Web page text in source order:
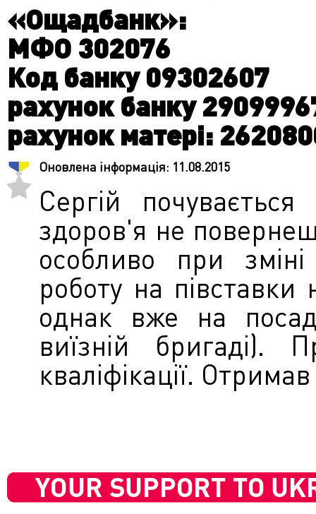
«Ощадбанк»:
МФО 302076
Код банку 09302607
рахунок банку
рахунок матері:
Оновлена інформація: 11.08.2015
Сергій
здоров'я не
особливо при
роботу на
однак вже на
виїзній бригаді).
кваліфікації.